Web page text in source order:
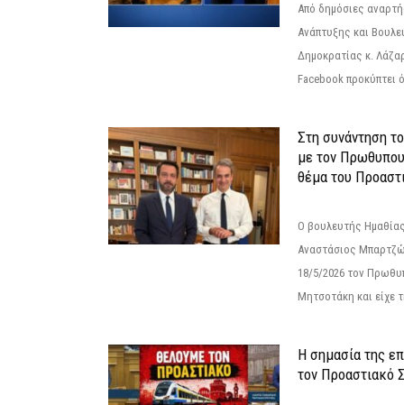
Από δημόσιες
Ανάπτυξης και
Δημοκρατίας κ.
Facebook προκύπτει
Στη συνάντηση
με τον
θέμα του
Ο βουλευτής
Αναστάσιος
18/5/2026 τον
Μητσοτάκη και είχε
Η σημασία της
τον Προαστιακό